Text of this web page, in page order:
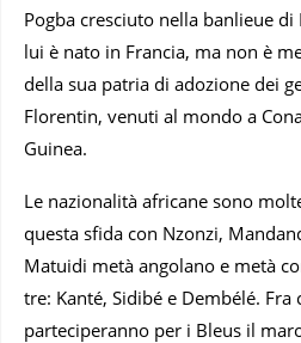
Pogba cresciuto nella banlieue
lui è nato in Francia, ma non è
della sua patria di adozione dei
Florentin, venuti al mondo a
Guinea.
Le nazionalità africane sono
questa sfida con Nzonzi,
Matuidi metà angolano e metà
tre: Kanté, Sidibé e Dembélé. Fra
parteciperanno per i Bleus il